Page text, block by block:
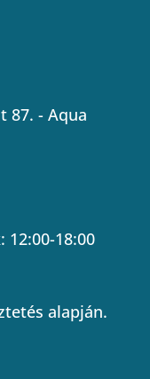
87. - Aqua
12:00-18:00
alapján.